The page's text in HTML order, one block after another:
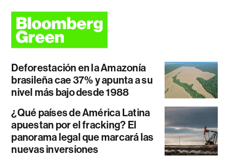
Deforestación en la Amazonía
brasileña cae 37% y apunta a su
nivel más bajo desde 1988
¿Qué países de América Latina
apuestan por el fracking? El
panorama legal que marcará las
nuevas inversiones